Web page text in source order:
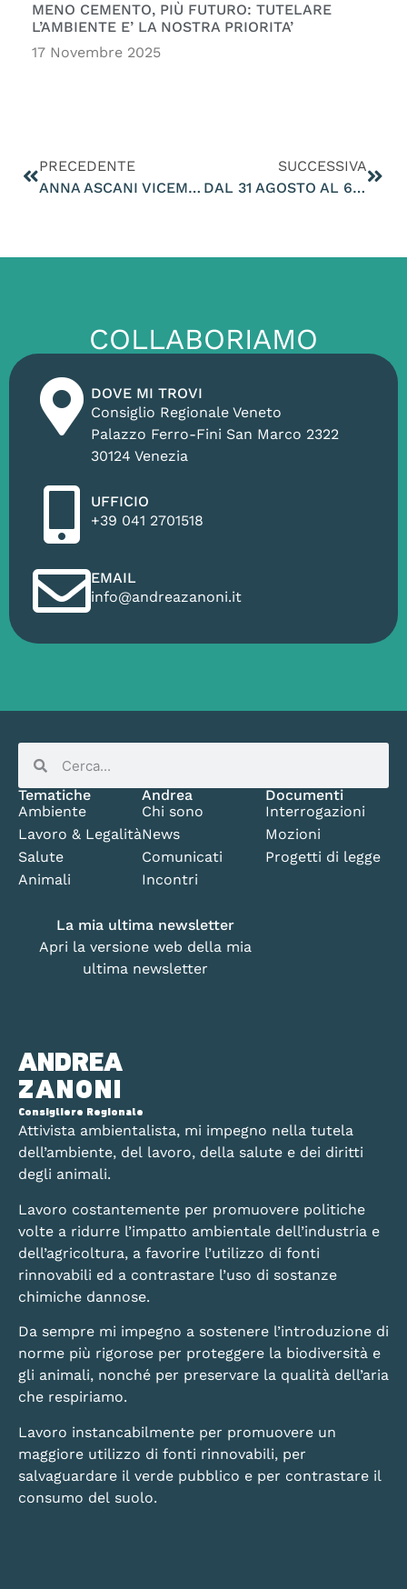
MENO CEMENTO, PIÙ FUTURO: TUTELARE
L’AMBIENTE E’ LA NOSTRA PRIORITA’
17 Novembre 2025
PRECEDENTE
ANNA ASCANI VICEMINISTRO ALL’ISTRUZIONE AL MIO GAZEBO ELETTORALE AL MERCATO DI PAESE
SUCCESSIVA
DAL 31 AGOSTO AL 6 SETTEMBRE INCONTRO I CITTADINI NEI MERCATI DELLA PROVINCIA DI TREVISO PER PRESENTARE IL MIO PROGRAMMA PER UN VENETO MIGLIORE
COLLABORIAMO
DOVE MI TROVI
Consiglio Regionale Veneto
Palazzo Ferro-Fini San Marco 2322
30124 Venezia
UFFICIO
+39 041 2701518
EMAIL
info@andreazanoni.it
ANDREA
ZANONI
Consigliere Regionale
Attivista ambientalista, mi impegno nella tutela
dell’ambiente, del lavoro, della salute e dei diritti
degli animali.
Lavoro costantemente per promuovere politiche
volte a ridurre l’impatto ambientale dell’industria e
dell’agricoltura, a favorire l’utilizzo di fonti
rinnovabili ed a contrastare l’uso di sostanze
chimiche dannose.
Da sempre mi impegno a sostenere l’introduzione di
norme più rigorose per proteggere la biodiversità e
gli animali, nonché per preservare la qualità dell’aria
che respiriamo.
Lavoro instancabilmente per promuovere un
maggiore utilizzo di fonti rinnovabili, per
salvaguardare il verde pubblico e per contrastare il
consumo del suolo.
Tematiche
Ambiente
Lavoro & Legalità
Salute
Animali
Andrea
Chi sono
News
Comunicati
Incontri
Documenti
Interrogazioni
Mozioni
Progetti di legge
La mia ultima newsletter
Apri la versione web della mia
ultima newsletter